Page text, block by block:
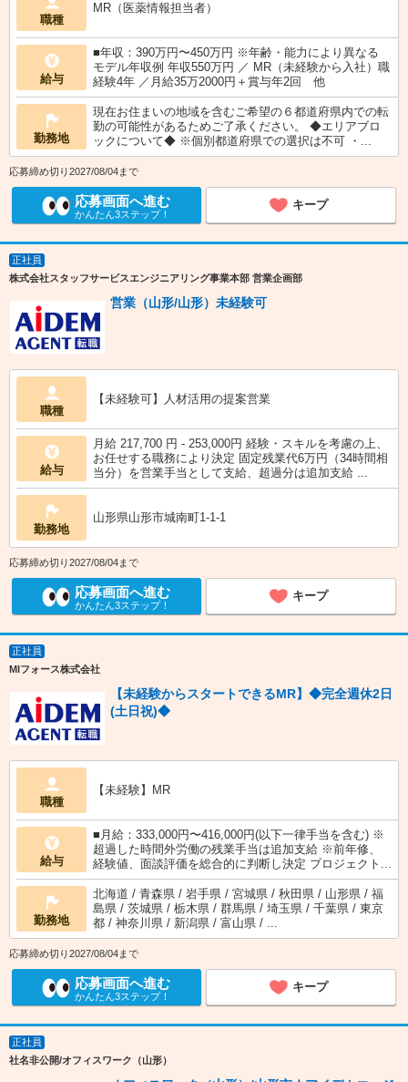
職種
MR（医薬情報担当者）
給与
■年収：390万円〜450万円 ※年齢・能力により異なる
モデル年収例 年収550万円 ／ MR（未経験から入社）職
経験4年 ／月給35万2000円＋賞与年2回 他
勤務地
現在お住まいの地域を含むご希望の６都道府県内での転
勤の可能性があるためご了承ください。 ◆エリアブロ
ックについて◆ ※個別都道府県での選択は不可 ・...
応募締め切り2027/08/04まで
応募画面へ進む
かんたん3ステップ！
キープ
正社員
株式会社スタッフサービスエンジニアリング事業本部 営業企画部
営業（山形/山形）未経験可
職種
【未経験可】人材活用の提案営業
給与
月給 217,700 円 - 253,000円 経験・スキルを考慮の上、
お任せする職務により決定 固定残業代6万円（34時間相
当分）を営業手当として支給、超過分は追加支給 ...
勤務地
山形県山形市城南町1-1-1
応募締め切り2027/08/04まで
応募画面へ進む
かんたん3ステップ！
キープ
正社員
MIフォース株式会社
【未経験からスタートできるMR】◆完全週休2日
(土日祝)◆
職種
【未経験】MR
給与
■月給：333,000円〜416,000円(以下一律手当を含む) ※
超過した時間外労働の残業手当は追加支給 ※前年修、
経験値、面談評価を総合的に判断し決定 プロジェクト...
勤務地
北海道 / 青森県 / 岩手県 / 宮城県 / 秋田県 / 山形県 / 福
島県 / 茨城県 / 栃木県 / 群馬県 / 埼玉県 / 千葉県 / 東京
都 / 神奈川県 / 新潟県 / 富山県 / ...
応募締め切り2027/08/04まで
応募画面へ進む
かんたん3ステップ！
キープ
正社員
社名非公開/オフィスワーク（山形）